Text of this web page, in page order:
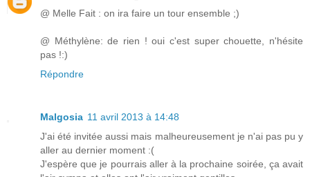
@ Melle Fait : on ira faire un tour ensemble ;)
@ Méthylène: de rien ! oui c'est super chouette, n'hésite
pas !:)
Répondre
Malgosia 11 avril 2013 à 14:48
J'ai été invitée aussi mais malheureusement je n'ai pas pu y
aller au dernier moment :(
J'espère que je pourrais aller à la prochaine soirée, ça avait